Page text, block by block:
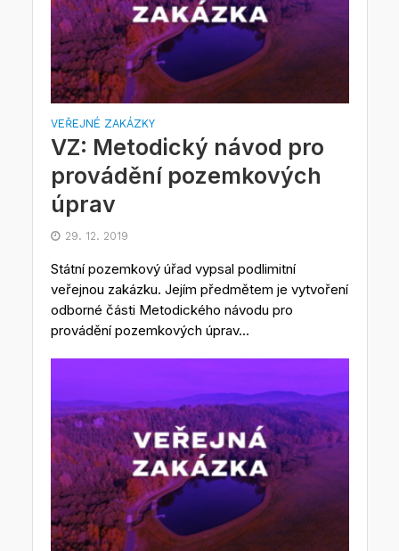
VEŘEJNÉ ZAKÁZKY
VZ: Metodický návod pro
provádění pozemkových
úprav
29. 12. 2019
Státní pozemkový úřad vypsal podlimitní
veřejnou zakázku. Jejím předmětem je vytvoření
odborné části Metodického návodu pro
provádění pozemkových úprav...